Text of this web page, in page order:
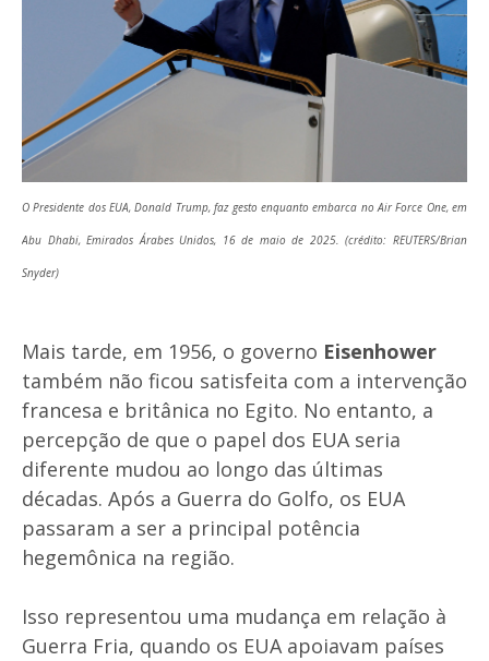
O Presidente dos EUA, Donald Trump, faz gesto enquanto embarca no Air Force One, em
Abu Dhabi, Emirados Árabes Unidos, 16 de maio de 2025. (crédito: REUTERS/Brian
Snyder)
Mais tarde, em 1956, o governo Eisenhower
também não ficou satisfeita com a intervenção
francesa e britânica no Egito. No entanto, a
percepção de que o papel dos EUA seria
diferente mudou ao longo das últimas
décadas. Após a Guerra do Golfo, os EUA
passaram a ser a principal potência
hegemônica na região.
Isso representou uma mudança em relação à
Guerra Fria, quando os EUA apoiavam países